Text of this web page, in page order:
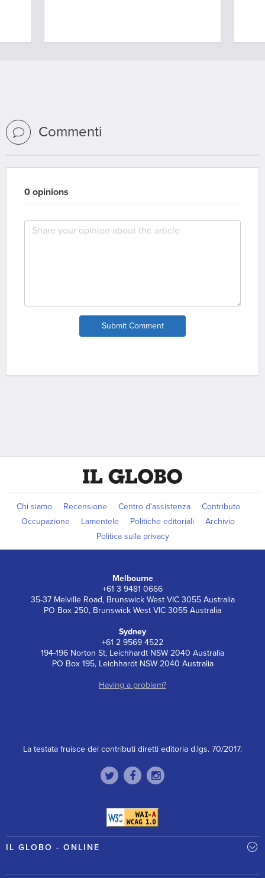
Commenti
0 opinions
Submit Comment
Chi siamo Recensione Centro d’assistenza
Contributo
Occupazione
Lamentele Politiche editoriali
Archivio
Politica sulla privacy
Melbourne
+61 3 9481 0666
35-37 Melville Road, Brunswick West VIC 3055 Australia
PO Box 250, Brunswick West VIC 3055 Australia
Sydney
+61 2 9569 4522
194-196 Norton St, Leichhardt NSW 2040 Australia
PO Box 195, Leichhardt NSW 2040 Australia
Having a problem?
La testata fruisce dei contributi diretti editoria d.lgs. 70/2017.
IL GLOBO - ONLINE